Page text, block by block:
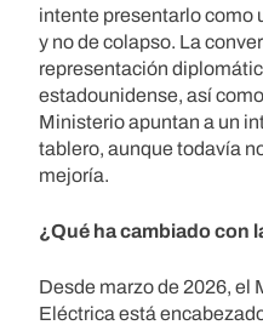
intente presentarlo como
y no de colapso. La
representación
estadounidense, así
Ministerio apuntan a un
tablero, aunque todavía
mejoría.
¿Qué ha cambiado con
Desde marzo de 2026, el
Eléctrica está